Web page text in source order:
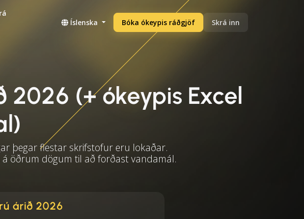
Íslenska Bóka ókeypis ráðgjöf Skrá inn
(+ ókeypis Excel
þegar flestar skrifstofur eru lokaðar.
öðrum dögum til að forðast vandamál.
árið 2026